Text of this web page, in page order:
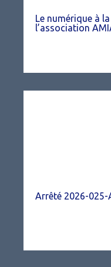
Le numérique à
l’association
Arrêté 2026-025-